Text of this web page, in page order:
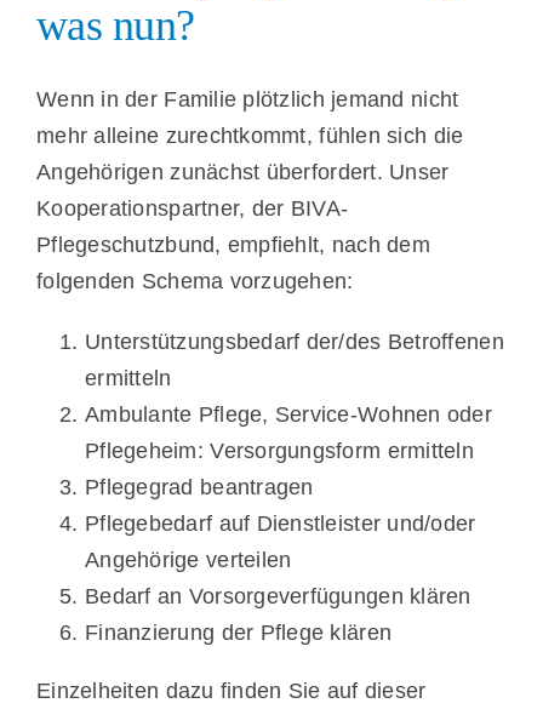
was nun?
Wenn in der Familie plötzlich jemand nicht
mehr alleine zurechtkommt, fühlen sich die
Angehörigen zunächst überfordert. Unser
Kooperationspartner, der BIVA-
Pflegeschutzbund, empfiehlt, nach dem
folgenden Schema vorzugehen:
Unterstützungsbedarf der/des Betroffenen
ermitteln
Ambulante Pflege, Service-Wohnen oder
Pflegeheim: Versorgungsform ermitteln
Pflegegrad beantragen
Pflegebedarf auf Dienstleister und/oder
Angehörige verteilen
Bedarf an Vorsorgeverfügungen klären
Finanzierung der Pflege klären
Einzelheiten dazu finden Sie auf dieser